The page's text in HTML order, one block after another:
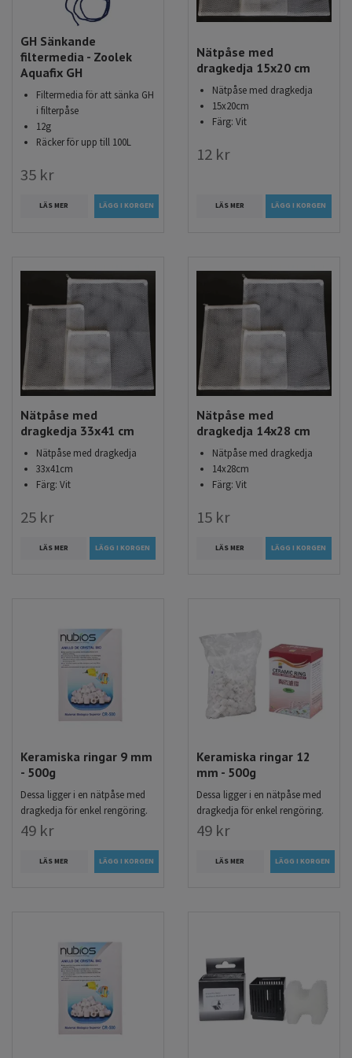
medicinrester efter avslutade behandlingar.
absorberar ammonium. Järn- och aluminiumoxid
sänker fosfatnivåer. osv. (skall ej användas i saltvatten!) (Om
ditt filter innehåller aktivt kol ska detta avlägsnas innan
GH Sänkande
filtermedia - Zoolek
Aquafix GH
Filtermedia för att sänka GH
i filterpåse
12g
Räcker för upp till 100L
35 kr
LÄS MER
Nätpåse med
dragkedja 15x20 cm
Nätpåse med dragkedja
15x20cm
Färg: Vit
12 kr
LÄS MER LÄGG I KORGEN
Nätpåse med
dragkedja 33x41 cm
Nätpåse med dragkedja
33x41cm
Färg: Vit
25 kr
LÄS MER LÄGG I KORGEN
Nätpåse med
dragkedja 14x28 cm
Nätpåse med dragkedja
14x28cm
Färg: Vit
15 kr
LÄS MER LÄGG I KORGEN
Keramiska ringar 9 mm
- 500g
Dessa ligger i en nätpåse med
dragkedja för enkel rengöring.
49 kr
LÄS MER
Keramiska ringar 12
mm - 500g
Dessa ligger i en nätpåse med
dragkedja för enkel rengöring.
49 kr
LÄS MER